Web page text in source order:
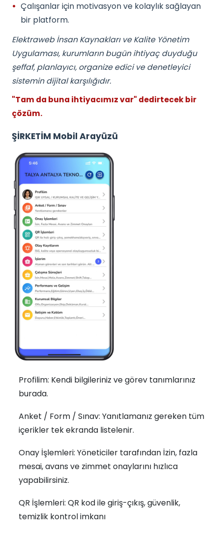
Çalışanlar için motivasyon ve kolaylık sağlayan
bir platform.
Elektraweb İnsan Kaynakları ve Kalite Yönetim
Uygulaması, kurumların bugün ihtiyaç duyduğu
şeffaf, planlayıcı, organize edici ve denetleyici
sistemin dijital karşılığıdır.
"Tam da buna ihtiyacımız var" dedirtecek bir
çözüm.
ŞİRKETİM Mobil Arayüzü
Profilim: Kendi bilgileriniz ve görev tanımlarınız
burada.
Anket / Form / Sınav: Yanıtlamanız gereken tüm
içerikler tek ekranda listelenir.
Onay İşlemleri: Yöneticiler tarafından İzin, fazla
mesai, avans ve zimmet onaylarını hızlıca
yapabilirsiniz.
QR İşlemleri: QR kod ile giriş-çıkış, güvenlik,
temizlik kontrol imkanı